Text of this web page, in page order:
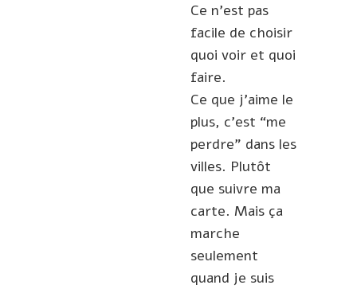
Ce n’est pas
facile de choisir
quoi voir et quoi
faire.
Ce que j’aime le
plus, c’est “me
perdre” dans les
villes. Plutôt
que suivre ma
carte. Mais ça
marche
seulement
quand je suis